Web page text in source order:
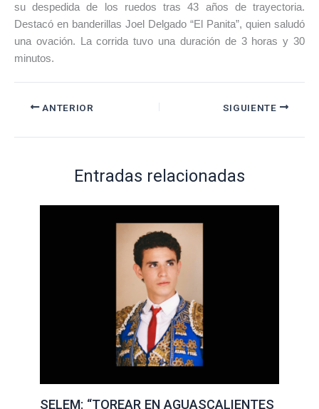
su despedida de los ruedos tras 43 años de trayectoria.
Destacó en banderillas Joel Delgado “El Panita”, quien saludó
una ovación. La corrida tuvo una duración de 3 horas y 30
minutos.
ANTERIOR SIGUIENTE
Entradas relacionadas
SELEM: “TOREAR EN AGUASCALIENTES